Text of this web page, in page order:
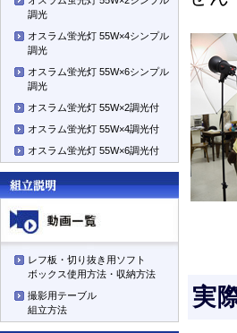
調光
オスラム蛍光灯 55W×4シンプル
調光
オスラム蛍光灯 55W×6シンプル
調光
オスラム蛍光灯 55W×2調光付
オスラム蛍光灯 55W×4調光付
オスラム蛍光灯 55W×6調光付
レフ板・切り抜き用ソフト
ボックス使用方法・収納方法
撮影用テーブル
組立方法
実